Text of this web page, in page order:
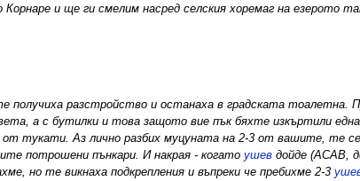
и ще ги смелим насред селския хоремаг на езерото
разстройство и останаха в градската тоалетна.
а с бутилки и това защото вие пък бяхте изкъртили
тукати. Аз лично разбих муцуната на 2-3 от вашите, те
потрошени пънкари. И накрая - когато ушевдойде (ACAB,
но те викнаха подкрепления и въпреки че пребихме 2-3